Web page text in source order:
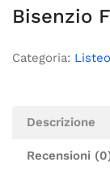
Bisenzio
Categoria:
Descrizione
Recensioni